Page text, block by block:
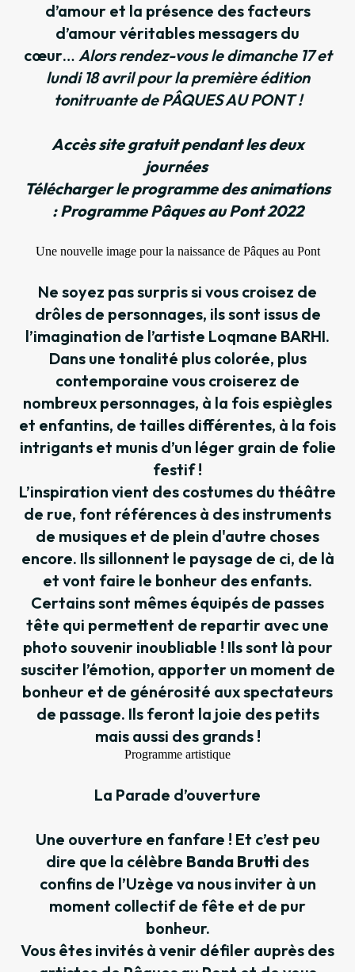
d’amour et la présence des facteurs
d’amour véritables messagers du
cœur… Alors rendez-vous le dimanche 17 et
lundi 18 avril pour la première édition
tonitruante de PÂQUES AU PONT !
Accès site gratuit pendant les deux
journées
Télécharger le programme des animations
:Programme Pâques au Pont 2022
Une nouvelle image pour la naissance de Pâques au Pont
Ne soyez pas surpris si vous croisez de
drôles de personnages, ils sont issus de
l’imagination de l’artiste Loqmane BARHI.
Dans une tonalité plus colorée, plus
contemporaine vous croiserez de
nombreux personnages, à la fois espiègles
et enfantins, de tailles différentes, à la fois
intrigants et munis d’un léger grain de folie
festif !
L’inspiration vient des costumes du théâtre
de rue, font références à des instruments
de musiques et de plein d'autre choses
encore. Ils sillonnent le paysage de ci, de là
et vont faire le bonheur des enfants.
Certains sont mêmes équipés de passes
tête qui permettent de repartir avec une
photo souvenir inoubliable ! Ils sont là pour
susciter l’émotion, apporter un moment de
bonheur et de générosité aux spectateurs
de passage. Ils feront la joie des petits
mais aussi des grands !
Programme artistique
La Parade d’ouverture
Une ouverture en fanfare ! Et c’est peu
dire que la célèbre Banda Brutti des
confins de l’Uzège va nous inviter à un
moment collectif de fête et de pur
bonheur.
Vous êtes invités à venir défiler auprès des